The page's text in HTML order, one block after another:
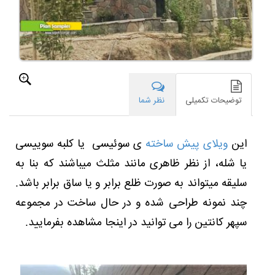
سلیقه
میتواند
به
صورت
ظلع
برابر
و
برابر
چند
نمونه
طراحی
شده
در
حال
ساخت
سپهر
توضیحات تکمیلی نظر شما
این ویلای پیش ساخته ی سوئیسی یا کلبه سوییسی
یا شله، از نظر ظاهری مانند مثلث میباشند که بنا به
سلیقه میتواند به صورت ظلع برابر و یا ساق برابر باشد.
چند نمونه طراحی شده و در حال ساخت در مجموعه
سپهر کانتین را می توانید در اینجا مشاهده بفرمایید.